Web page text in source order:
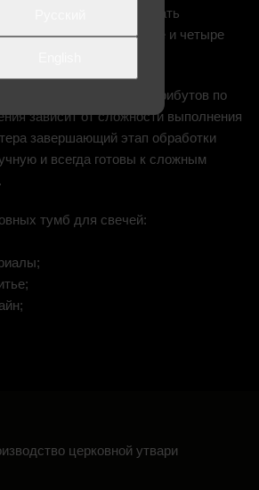
В каталоге можно выбрать
для церкви на две и четыре
изготовление атрибутов по
зависит от сложности выполнения
завершающий этап обработки
и всегда готовы к сложным
тумб для свечей:
церковной утвари